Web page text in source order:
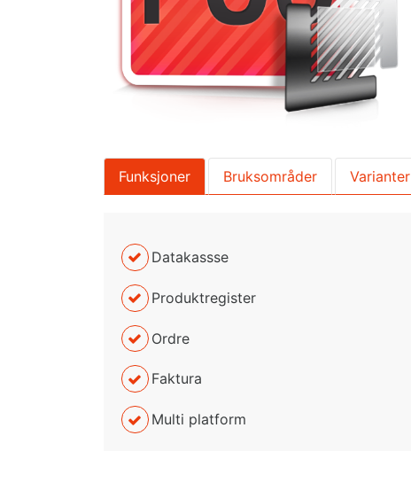
Funksjoner Bruksområder Varianter
Datakassse
Produktregister
Ordre
Faktura
Multi platform